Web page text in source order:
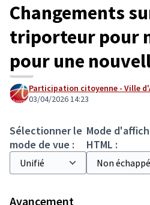
Changements
triporteur pour
pour une
Participation citoyenne - Ville
03/04/2026 14:23
Sélectionner le
mode de vue :
Mode
HTML :
Avancement